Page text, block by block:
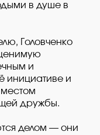
в душе в
Головченко
и
инициативе и
дружбы.
делом — они